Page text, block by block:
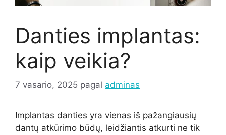
Danties implantas:
kaip veikia?
7 vasario, 2025 pagal adminas
Implantas danties yra vienas iš pažangiausių
dantų atkūrimo būdų, leidžiantis atkurti ne tik